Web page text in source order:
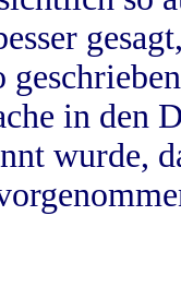
in
wurde,